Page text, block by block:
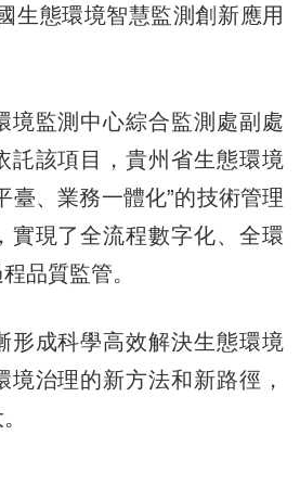
生態環境智慧監測創新應用
監測中心綜合監測處副處
託該項目，貴州省生態環境
臺、業務一體化”的技術管理
實現了全流程數字化、全環
品質監管。
成科學高效解決生態環境
境治理的新方法和新路徑，